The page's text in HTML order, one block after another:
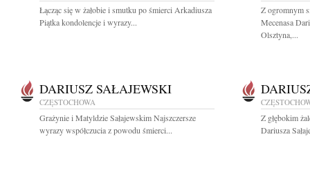
Łącząc się w żałobie i smutku po śmierci Arkadiusza
Piątka kondolencje i wyrazy...
Z ogromnym
Mecenasa
Olsztyna,...
DARIUSZ SAŁAJEWSKI
CZĘSTOCHOWA
Grażynie i Matyldzie Sałajewskim Najszczersze
wyrazy współczucia z powodu śmierci...
Z głębokim
Dariusza